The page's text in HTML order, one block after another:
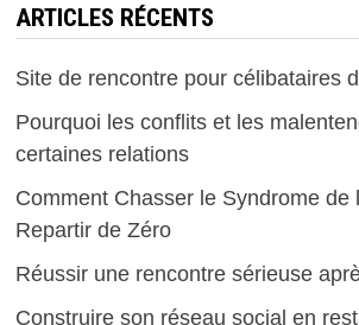
ARTICLES RÉCENTS
Site de rencontre pour célibataires
Pourquoi les conflits et les
certaines relations
Comment Chasser le Syndrome de
Repartir de Zéro
Réussir une rencontre sérieuse
Construire son réseau social en